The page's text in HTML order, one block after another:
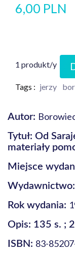
6,00 PLN
1 produkt/y
Tags : jerzy
Autor:
Tytuł: Od
materiały
Miejsce
Wydawnictwo:
Rok wydania:
Opis: 135 s. ;
ISBN: 83-